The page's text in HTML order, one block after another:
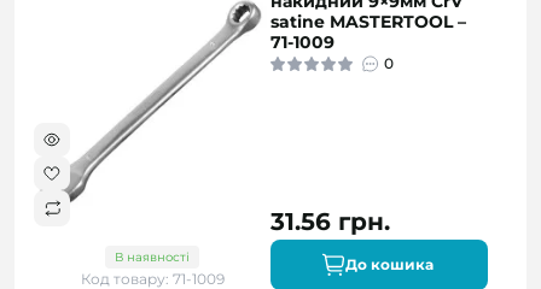
В наявності
Код товару: 71-1009
satine MASTERTOOL –
71-1009
0
31.56 грн.
До кошика